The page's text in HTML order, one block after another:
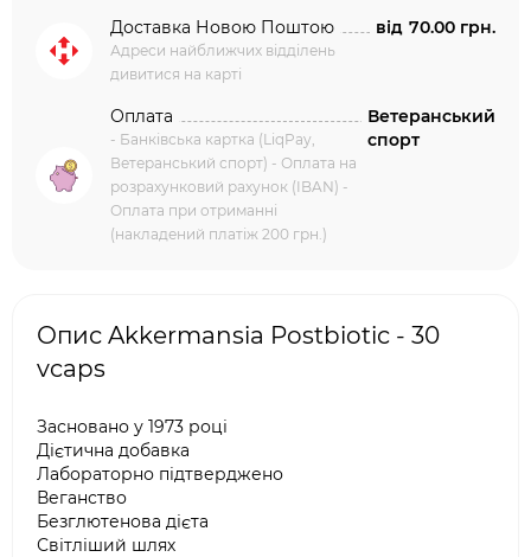
Доставка Новою Поштою
Адреси найближчих відділень
дивитися на карті
від 70.00 грн.
Оплата
- Банківська картка (LiqPay,
Ветеранський спорт) - Оплата на
розрахунковий рахунок (IBAN) -
Оплата при отриманні
(накладений платіж 200 грн.)
Ветеранський
спорт
Опис Akkermansia Postbiotic - 30
vcaps
Засновано у 1973 році
Дієтична добавка
Лабораторно підтверджено
Веганство
Безглютенова дієта
Світліший шлях